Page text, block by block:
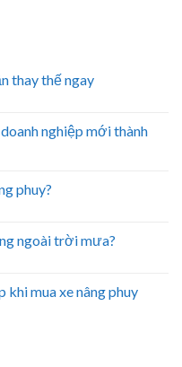
thay thế ngay
nghiệp mới thành
phuy?
ngoài trời mưa?
mua xe nâng phuy